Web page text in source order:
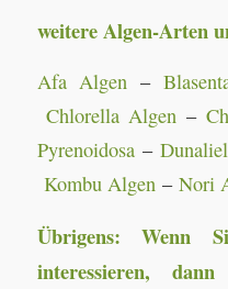
weitere Algen-Arten
Afa Algen–
Chlorella Algen –
Pyrenoidosa–
Kombu Algen– Nori
Übrigens: Wenn
interessieren,